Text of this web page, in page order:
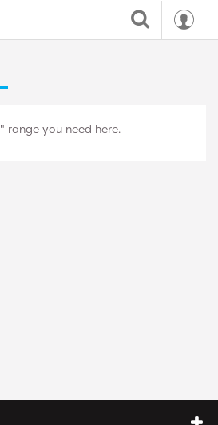
" range you need here.